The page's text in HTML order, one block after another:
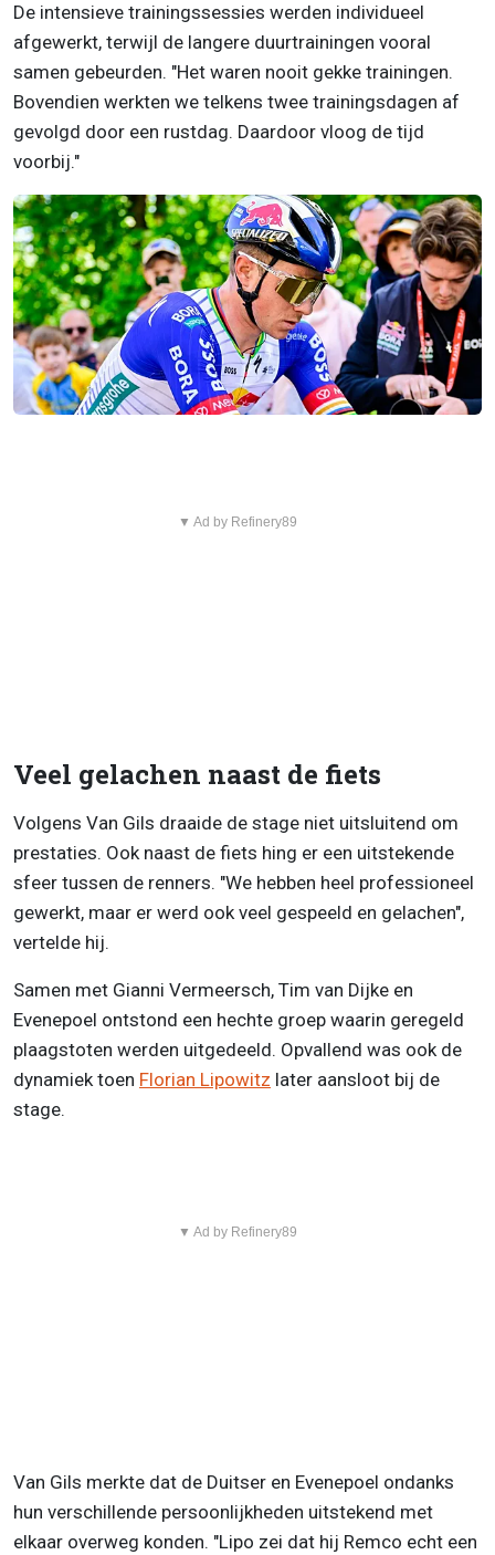
De intensieve trainingssessies werden individueel
afgewerkt, terwijl de langere duurtrainingen vooral
samen gebeurden. "Het waren nooit gekke trainingen.
Bovendien werkten we telkens twee trainingsdagen af
gevolgd door een rustdag. Daardoor vloog de tijd
voorbij."
▼ Ad by Refinery89
Veel gelachen naast de fiets
Volgens Van Gils draaide de stage niet uitsluitend om
prestaties. Ook naast de fiets hing er een uitstekende
sfeer tussen de renners. "We hebben heel professioneel
gewerkt, maar er werd ook veel gespeeld en gelachen",
vertelde hij.
Samen met Gianni Vermeersch, Tim van Dijke en
Evenepoel ontstond een hechte groep waarin geregeld
plaagstoten werden uitgedeeld. Opvallend was ook de
dynamiek toen Florian Lipowitz later aansloot bij de
stage.
▼ Ad by Refinery89
Van Gils merkte dat de Duitser en Evenepoel ondanks
hun verschillende persoonlijkheden uitstekend met
elkaar overweg konden. "Lipo zei dat hij Remco echt een